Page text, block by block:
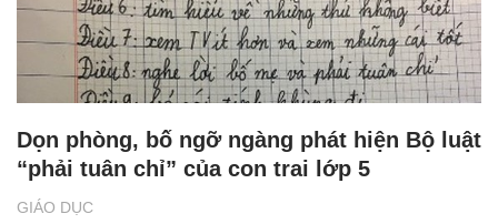
GIÁO DỤC
Dọn phòng, bố ngỡ ngàng phát hiện Bộ luật
“phải tuân chỉ” của con trai lớp 5